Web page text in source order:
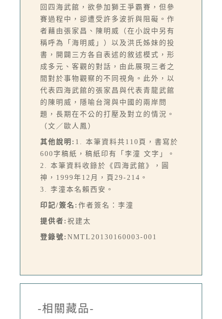
回四海武館，欲參加獅王爭霸賽，但參
賽過程中，卻遭受許多波折與阻礙。作
者藉由張家昌、陳明威（在小說中另有
稱呼為「海明威」）以及洪氏姊妹的投
書，開闢三方各自表述的敘述模式，形
成多元、客觀的對話，由此展現三者之
間對於事物觀察的不同視角。此外，以
代表四海武館的張家昌與代表青龍武館
的陳明威，隱喻台灣與中國的兩岸問
題，長期在不公的打壓及對立的情況。
（文／歐人鳳）
其他說明: 1. 本筆資料共110頁，書寫於
600字稿紙，稿紙印有「李潼 文字」。
2. 本筆資料收錄於《四海武館》，圓
神，1999年12月，頁29-214。
3. 李潼本名賴西安。
印記/簽名: 作者簽名：李潼
提供者: 祝建太
登錄號: NMTL20130160003-001
-相關藏品-